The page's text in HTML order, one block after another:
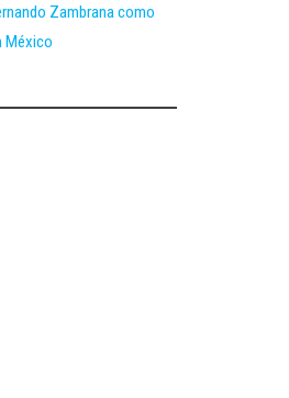
Zambrana como
México